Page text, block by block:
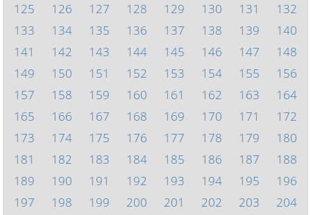
125
126 127 128 129 130 131
132
133
134 135 136 137 138 139
140
141
142 143 144 145 146 147
148
149
150 151 152 153 154 155
156
157
158 159 160 161 162 163
164
165
166 167 168 169 170 171
172
173
174 175 176 177 178 179
180
181
182 183 184 185 186 187
188
189
190 191 192 193 194 195
196
197
198 199 200 201 202 203
204